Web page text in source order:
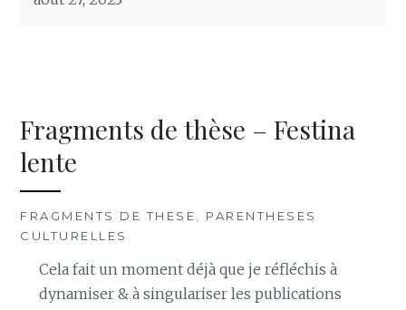
Fragments de thèse – Festina
lente
FRAGMENTS DE THESE
PARENTHESES
CULTURELLES
Cela fait un moment déjà que je réfléchis à
dynamiser & à singulariser les publications